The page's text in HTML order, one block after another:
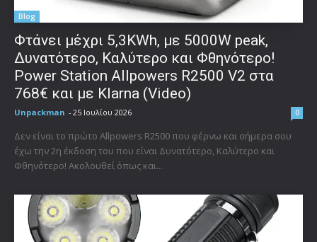
Blog
Φτάνει μέχρι 5,3KWh, με 5000W peak,
Δυνατότερο, Καλύτερο και Φθηνότερο!
Power Station Allpowers R2500 V2 στα
768€ και με Klarna (Video)
Unpackman - 25 Ιουλίου 2026 0
Δεν είναι το πρώτο Allpowers R2500 που φέρνω και σήμερα σου
έχω την 2η έκδοση του που είναι Δυνατότερο, Καλύτερο και
Φθηνότερο! Ακολουθεί όπως και...